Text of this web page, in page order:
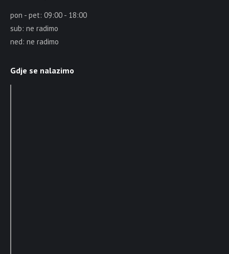
pon - pet: 09:00 - 18:00
sub: ne radimo
ned: ne radimo
Gdje se nalazimo